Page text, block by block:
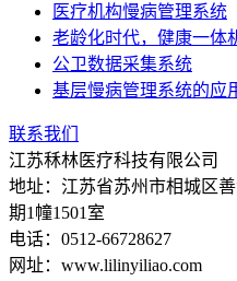
医疗机构慢病管理系统
老龄化时代，健康一体
公卫数据采集系统
基层慢病管理系统的应
联系我们
江苏秝林医疗科技有限公司
地址：江苏省苏州市相城区
期1幢1501室
电话：0512-66728627
网址：www.lilinyiliao.com